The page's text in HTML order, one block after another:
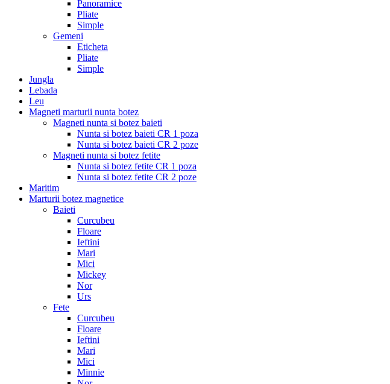
Panoramice
Pliate
Simple
Gemeni
Eticheta
Pliate
Simple
Jungla
Lebada
Leu
Magneti marturii nunta botez
Magneti nunta si botez baieti
Nunta si botez baieti CR 1 poza
Nunta si botez baieti CR 2 poze
Magneti nunta si botez fetite
Nunta si botez fetite CR 1 poza
Nunta si botez fetite CR 2 poze
Maritim
Marturii botez magnetice
Baieti
Curcubeu
Floare
Ieftini
Mari
Mici
Mickey
Nor
Urs
Fete
Curcubeu
Floare
Ieftini
Mari
Mici
Minnie